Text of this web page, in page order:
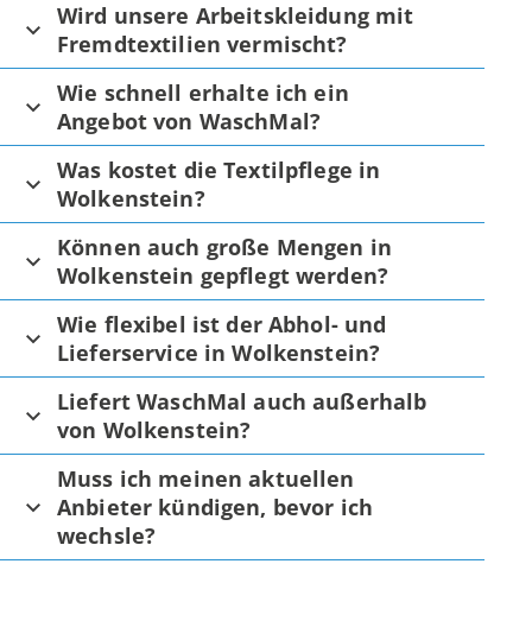
Wird unsere Arbeitskleidung mit
Fremdtextilien vermischt?
Wie schnell erhalte ich ein
Angebot von WaschMal?
Was kostet die Textilpflege in
Wolkenstein?
Können auch große Mengen in
Wolkenstein gepflegt werden?
Wie flexibel ist der Abhol- und
Lieferservice in Wolkenstein?
Liefert WaschMal auch außerhalb
von Wolkenstein?
Muss ich meinen aktuellen
Anbieter kündigen, bevor ich
wechsle?